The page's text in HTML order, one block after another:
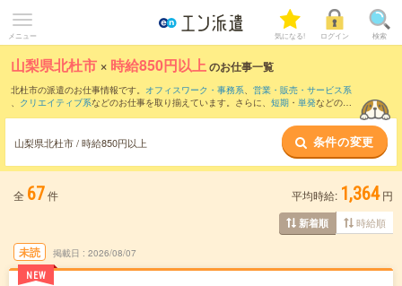
メニュー 気になる! ログイン 検索
山梨県北杜市 × 時給850円以上のお仕事一覧
北杜市の派遣のお仕事情報です。 オフィスワーク・事務系、 営業・販売・サービス系
、 クリエイティブ系などのお仕事を取り揃えています。さらに、 短期 ・ 単発などの期
時給1100円以上 ・1800円以上の求人はこちら
当サイトでは法令を遵守し、最低賃金以上の求人のみを掲載しています。
山梨県北杜市 / 時給850円以上 条件の変更
全 67件 平均時給: 1,364 円
新着順 時給順
未読
NEW
掲載日 2026/08/07